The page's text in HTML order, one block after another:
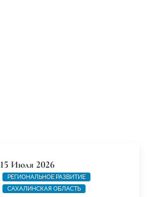
15 Июля 2026
РЕГИОНАЛЬНОЕ РАЗВИТИЕ
САХАЛИНСКАЯ ОБЛАСТЬ